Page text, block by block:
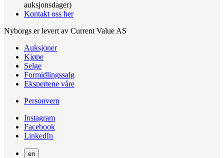
auksjonsdager)
Kontakt oss her
Nyborgs er levert av Current Value AS
Auksjoner
Kjøpe
Selge
Formidlingssalg
Ekspertene våre
Personvern
Instagram
Facebook
LinkedIn
en